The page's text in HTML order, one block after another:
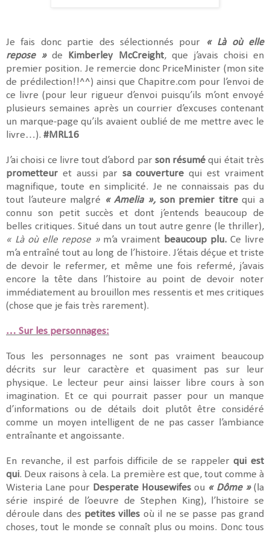
Je fais donc partie des sélectionnés pour
« Là où elle
repose »de Kimberley McCreight, que j’avais choisi en
premier position. Je remercie donc PriceMinister (mon site
de prédilection!!^^) ainsi que Chapitre.com pour l’envoi de
ce livre (pour leur rigueur d’envoi puisqu’ils m’ont envoyé
plusieurs semaines après un courrier d’excuses contenant
un marque-page qu’ils avaient oublié de me mettre avec le
livre…). #MRL16
J’ai choisi ce livre tout d’abord par son résumé qui était très
prometteur et aussi par sa couverture qui est vraiment
magnifique, toute en simplicité. Je ne connaissais pas du
tout l’auteure malgré « Amelia », son premier titrequi a
connu son petit succès et dont j’entends beaucoup de
belles critiques. Situé dans un tout autre genre (le thriller),
« Là où elle repose »m’a vraiment beaucoup plu. Ce livre
m’a entraîné tout au long de l’histoire. J’étais déçue et triste
de devoir le refermer, et même une fois refermé, j’avais
encore la tête dans l’histoire au point de devoir noter
immédiatement au brouillon mes ressentis et mes critiques
(chose que je fais très rarement).
… Sur les personnages:
Tous les personnages ne sont pas vraiment beaucoup
décrits sur leur caractère et quasiment pas sur leur
physique. Le lecteur peur ainsi laisser libre cours à son
imagination. Et ce qui pourrait passer pour un manque
d’informations ou de détails doit plutôt être considéré
comme un moyen intelligent de ne pas casser l’ambiance
entraînante et angoissante.
En revanche, il est parfois difficile de se rappelerqui est
qui. Deux raisons à cela. La première est que, tout comme à
Wisteria Lane pour Desperate Housewifes ou « Dôme »(la
série inspiré de l’oeuvre de Stephen King), l’histoire se
déroule dans des petites villes où il ne se passe pas grand
choses, tout le monde se connaît plus ou moins. Donc tous